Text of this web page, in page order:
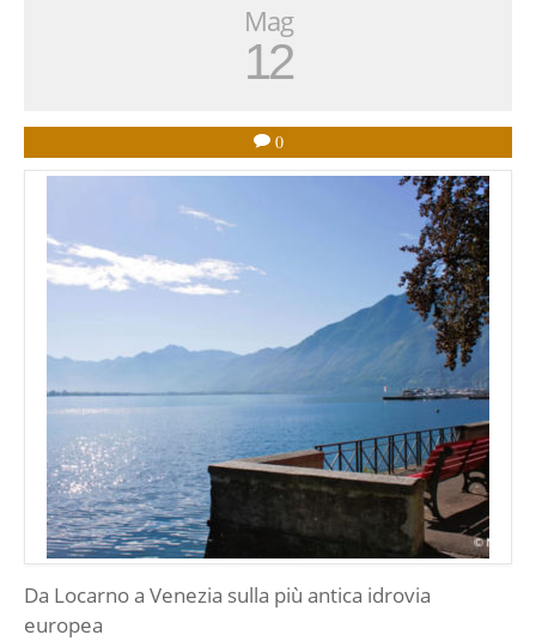
Mag
12
0
Da Locarno a Venezia sulla più antica idrovia
europea